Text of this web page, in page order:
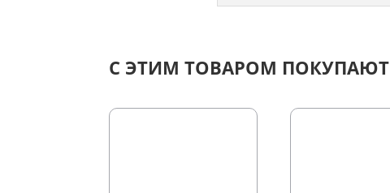
С ЭТИМ ТОВАРОМ ПОКУПАЮТ